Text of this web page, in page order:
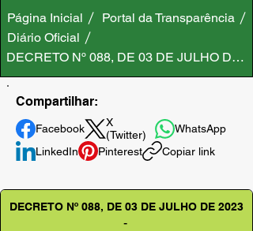
Página Inicial
Portal da Transparência
Diário Oficial
DECRETO Nº 088, DE 03 DE JULHO DE
Compartilhar:
Facebook
X
(Twitter)
WhatsApp
LinkedIn
Pinterest Copiar link
DECRETO Nº 088, DE 03 DE JULHO DE 2023
-